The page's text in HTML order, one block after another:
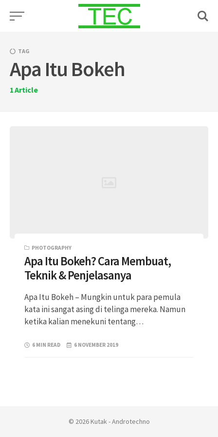
TAG
Apa Itu Bokeh
1Article
PHOTOGRAPHY
Apa Itu Bokeh? Cara Membuat,
Teknik & Penjelasanya
Apa Itu Bokeh – Mungkin untuk para pemula
kata ini sangat asing di telinga mereka. Namun
ketika kalian menekuni tentang…
6 MIN READ 6 NOVEMBER 2019
© 2026 Kutak - Androtechno